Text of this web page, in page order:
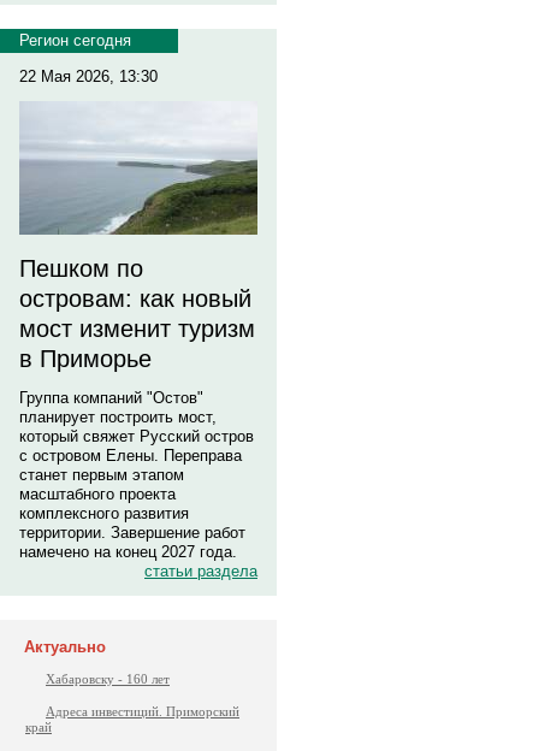
Регион сегодня
22 Мая 2026, 13:30
Пешком по
островам: как новый
мост изменит туризм
в Приморье
Группа компаний "Остов"
планирует построить мост,
который свяжет Русский остров
с островом Елены. Переправа
станет первым этапом
масштабного проекта
комплексного развития
территории. Завершение работ
намечено на конец 2027 года.
статьи раздела
Актуально
Хабаровску - 160 лет
Адреса инвестиций. Приморский
край